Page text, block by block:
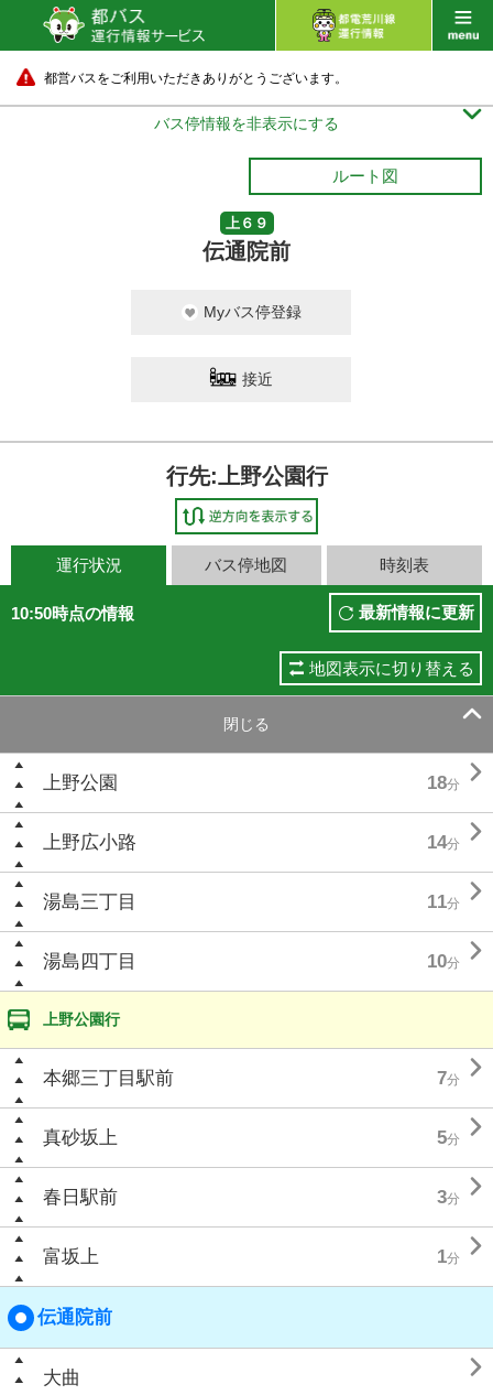
都営バスをご利用いただきありがとうございます。
バス停情報を非表示にする 
ルート図
上６９
伝通院前
Myバス停登録
接近
行先:上野公園行
運行状況 バス停地図 時刻表
10:50時点の情報 最新情報に更新
地図表示に切り替える
閉じる 
上野公園 18分 
上野広小路 14分 
湯島三丁目 11分 
湯島四丁目 10分 
上野公園行
本郷三丁目駅前 7分 
真砂坂上 5分 
春日駅前 3分 
富坂上 1分 
伝通院前
大曲 